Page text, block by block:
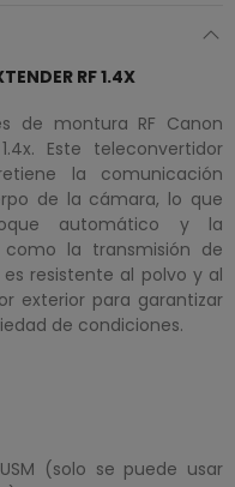
RF 1.4X
de montura RF Canon
Este teleconvertidor
la comunicación
de la cámara, lo que
automático y la
la transmisión de
es resistente al polvo y al
exterior para garantizar
de condiciones.
(solo se puede usar